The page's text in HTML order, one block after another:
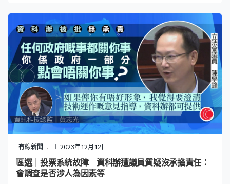
人是現任區議員，包括中西區楊哲安，他曾擔任教育局政
助，觀塘區呂東孩是該區現任副主席。 元朗區議會現任主
席沈豪傑今屆無參選、但接受委任，「不可以說我不想繼
續（做區議員），只不過我不覺得不繼續做有很大問題，
所以其實也是平常心。就元朗區而言，不少是一些無政黨
人士被委任，也有些屬於區外的人，相信因他們的背景和
專業，如果要『分餅仔』，何要分給這些人呢？」 獲委任
加入區議會的還有前區議員，包括中西區區議會前主席葉
永成及油尖旺區議會前主席鍾港武等。另有49人曾於2019
年區選落敗，包括當年在太古城西輸給趙家賢的丁煌、元
朗區的林添福，做了16年沙田區議員、上屆才落敗的陳敏
娟。 委任也不乏關愛隊成員，包括南區關愛隊隊長朱立
威、元朗區張偉琛。 政黨聯繫方面，除了民建聯、工聯會
有線新聞 2023年12月12日
區選｜投票系統故障 資科辦遭議員質疑沒承擔責任：
會調查是否涉人為因素等